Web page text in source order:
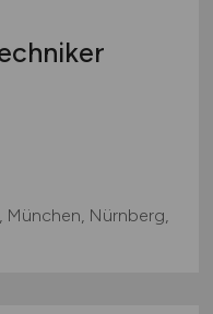
München, Nürnberg,